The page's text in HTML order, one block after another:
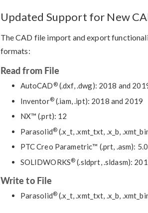
Updated Support for New
The CAD file import and export
formats:
Read from File
AutoCAD ®(.dxf, .dwg): 2018 and
Inventor®(.iam, .ipt): 2018 and 2019
NX™ (.prt): 12
Parasolid® (.x_t, .xmt_txt, .x_b,
PTC Creo Parametric™ (.prt, .asm): 5.0
SOLIDWORKS® (.sldprt, .sldasm):
Write to File
Parasolid® (.x_t, .xmt_txt, .x_b,